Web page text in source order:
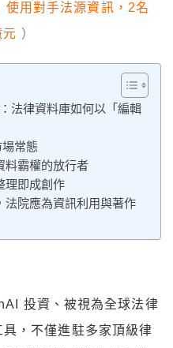
用對手法源資訊，2名
元 ）
法律資料庫如何以「編輯
常態
料霸權的放行者
理即成創作
院應為資訊利用與著作
投資、被視為全球法律
，不僅進駐多家頂級律